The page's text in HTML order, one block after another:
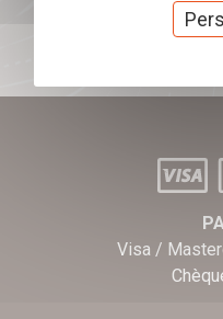
J'offre des
Visa /